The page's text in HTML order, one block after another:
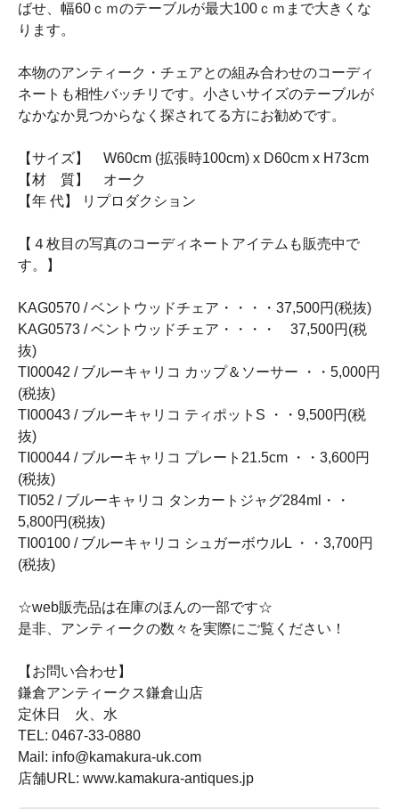
ばせ、幅60ｃｍのテーブルが最大100ｃｍまで大きくな
ります。
本物のアンティーク・チェアとの組み合わせのコーディ
ネートも相性バッチリです。小さいサイズのテーブルが
なかなか見つからなく探されてる方にお勧めです。
【サイズ】 W60cm (拡張時100cm) x D60cm x H73cm
【材 質】 オーク
【年 代】 リプロダクション
【４枚目の写真のコーディネートアイテムも販売中で
す。】
KAG0570 / ベントウッドチェア・・・・37,500円(税抜)
KAG0573 / ベントウッドチェア・・・・ 37,500円(税
抜)
TI00042 / ブルーキャリコ カップ＆ソーサー ・・5,000円
(税抜)
TI00043 / ブルーキャリコ ティポットS ・・9,500円(税
抜)
TI00044 / ブルーキャリコ プレート21.5cm ・・3,600円
(税抜)
TI052 / ブルーキャリコ タンカートジャグ284ml・・
5,800円(税抜)
TI00100 / ブルーキャリコ シュガーボウルL ・・3,700円
(税抜)
☆web販売品は在庫のほんの一部です☆
是非、アンティークの数々を実際にご覧ください！
【お問い合わせ】
鎌倉アンティークス鎌倉山店
定休日 火、水
TEL: 0467-33-0880
Mail: info@kamakura-uk.com
店舗URL: www.kamakura-antiques.jp